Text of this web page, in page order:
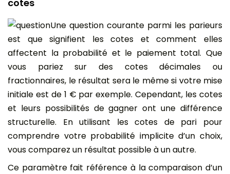
cotes
Une question courante parmi les parieurs
est que signifient les cotes et comment elles
affectent la probabilité et le paiement total. Que
vous pariez sur des cotes décimales ou
fractionnaires, le résultat sera le même si votre mise
initiale est de 1 € par exemple. Cependant, les cotes
et leurs possibilités de gagner ont une différence
structurelle. En utilisant les cotes de pari pour
comprendre votre probabilité implicite d’un choix,
vous comparez un résultat possible à un autre.
Ce paramètre fait référence à la comparaison d’un